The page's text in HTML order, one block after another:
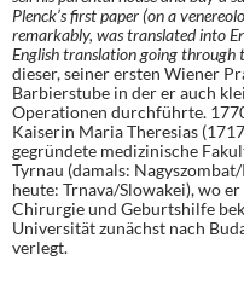
Plenck’s first paper (on a
remarkably, was translated into
English translation going through
dieser, seiner ersten Wiener
Barbierstube in der er auch
Operationen durchführte.
Kaiserin Maria Theresias
gegründete medizinische
Tyrnau (damals:
heute: Trnava/Slowakei), wo
Chirurgie und Geburtshilfe
Universität zunächst nach
verlegt.